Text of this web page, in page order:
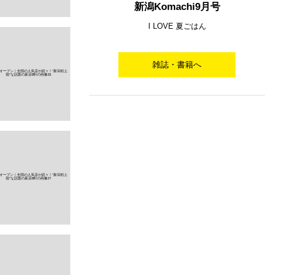
新潟Komachi9月号
I LOVE 夏ごはん
雑誌・書籍へ